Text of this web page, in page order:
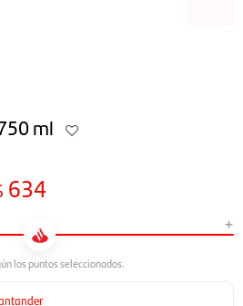
ml
634
+